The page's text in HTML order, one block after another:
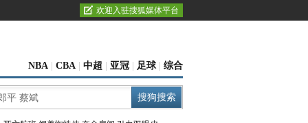
欢迎入驻搜狐媒体平台
NBA CBA 中超 亚冠 足球 综合